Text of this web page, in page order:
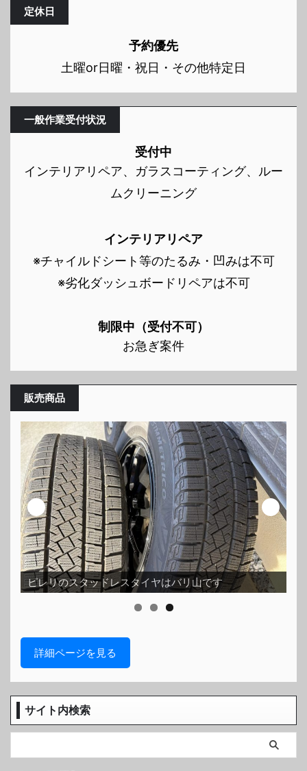
定休日
予約優先
土曜or日曜・祝日・その他特定日
一般作業受付状況
受付中
インテリアリペア、ガラスコーティング、ルー
ムクリーニング
インテリアリペア
※チャイルドシート等のたるみ・凹みは不可
※劣化ダッシュボードリペアは不可
制限中（受付不可）
お急ぎ案件
販売商品
ピレリのスタッドレスタイヤはバリ山です
詳細ページを見る
サイト内検索